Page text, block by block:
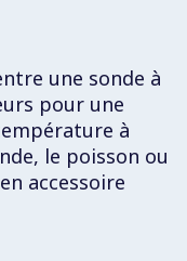
une sonde à
pour une
à
le poisson ou
accessoire